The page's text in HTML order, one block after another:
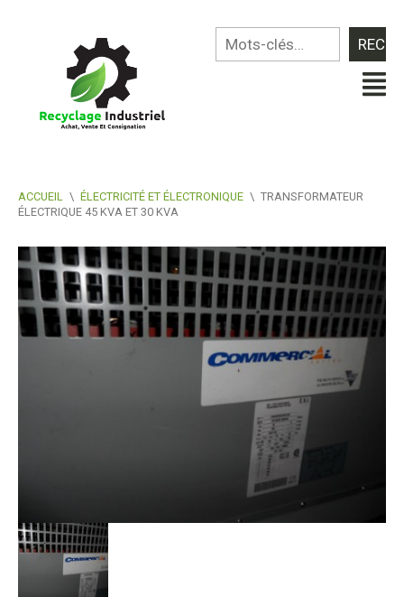
ACCUEIL \ ÉLECTRICITÉ ET ÉLECTRONIQUE \ TRANSFORMATEUR
ÉLECTRIQUE 45 KVA ET 30 KVA